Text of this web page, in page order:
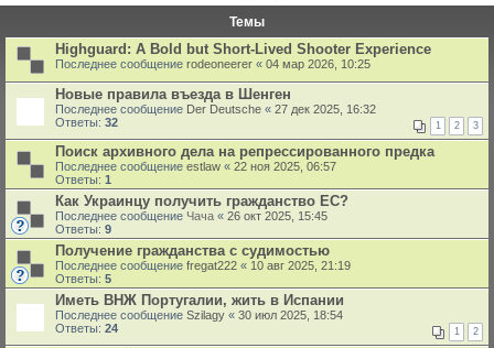
Темы
Highguard: A Bold but Short-Lived Shooter Experience
Последнее сообщение rodeoneerer « 04 мар 2026, 10:25
Новые правила въезда в Шенген
Последнее сообщение Der Deutsche « 27 дек 2025, 16:32
Ответы: 32 1 2 3
Поиск архивного дела на репрессированного предка
Последнее сообщение estlaw « 22 ноя 2025, 06:57
Ответы: 1
Как Украинцу получить гражданство ЕС?
Последнее сообщение Чача « 26 окт 2025, 15:45
Ответы: 9
Получение гражданства с судимостью
Последнее сообщение fregat222 « 10 авг 2025, 21:19
Ответы: 5
Иметь ВНЖ Португалии, жить в Испании
Последнее сообщение Szilagy « 30 июл 2025, 18:54
Ответы: 24 1 2